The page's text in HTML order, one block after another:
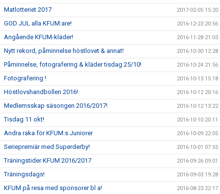
Matlotteriet 2017 2017-02-05 15:20
GOD JUL alla KFUM:are! 2016-12-23 20:56
Angående KFUM-kläder! 2016-11-28 21:03
Nytt rekord, påminnelse höstlovet & annat! 2016-10-30 12:28
Påminnelse, fotografering & kläder tisdag 25/10! 2016-10-24 21:56
Fotografering ! 2016-10-13 15:18
Höstlovshandbollen 2016! 2016-10-12 20:16
Medlemsskap säsongen 2016/2017! 2016-10-12 13:22
Tisdag 11 okt! 2016-10-10 20:11
Andra raka för KFUM:s Juniorer 2016-10-09 22:05
Seriepremiär med Superderby! 2016-10-01 07:55
Träningstider KFUM 2016/2017 2016-09-26 09:01
Träningsdags! 2016-09-03 19:28
KFUM på resa med sponsorer bl a! 2016-08-23 22:17